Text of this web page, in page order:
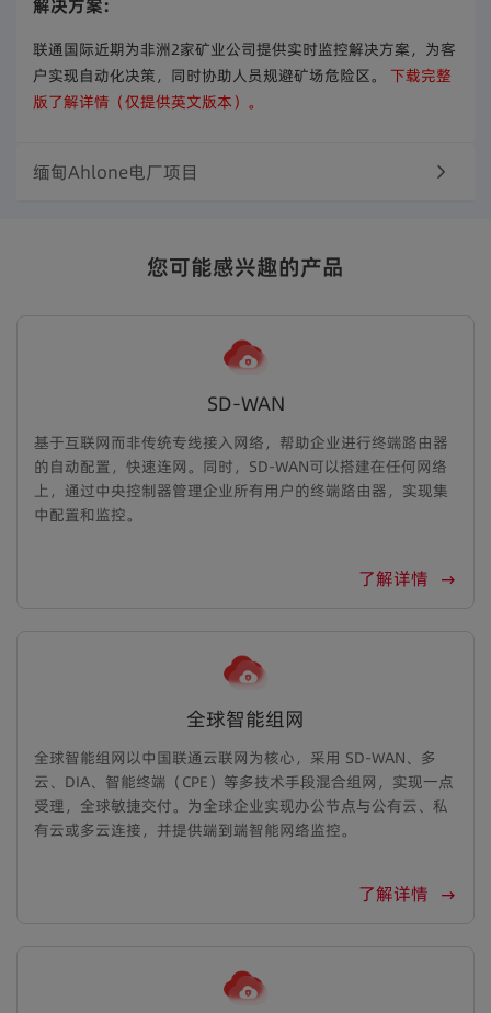
解决方案:
联通国际近期为非洲2家矿业公司提供实时监控解决方案，为客
户实现自动化决策，同时协助人员规避矿场危险区。 下载完整
版了解详情（仅提供英文版本）。
缅甸Ahlone电厂项目
您可能感兴趣的产品
SD-WAN
基于互联网而非传统专线接入网络，帮助企业进行终端路由器
的自动配置，快速连网。同时，SD-WAN可以搭建在任何网络
上，通过中央控制器管理企业所有用户的终端路由器，实现集
中配置和监控。
了解详情
全球智能组网
全球智能组网以中国联通云联网为核心，采用 SD-WAN、多
云、DIA、智能终端（CPE）等多技术手段混合组网，实现一点
受理，全球敏捷交付。为全球企业实现办公节点与公有云、私
有云或多云连接，并提供端到端智能网络监控。
了解详情